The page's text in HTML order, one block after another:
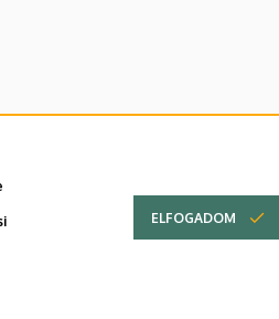
a DE telefonkönyvében
ELFOGADOM